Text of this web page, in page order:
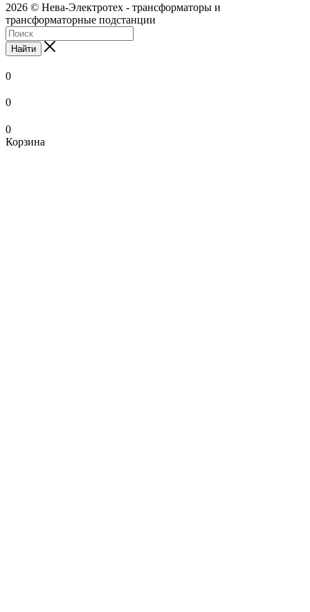
2026 © Нева-Электротех - трансформаторы и
трансформаторные подстанции
Найти
0
0
0
Корзина